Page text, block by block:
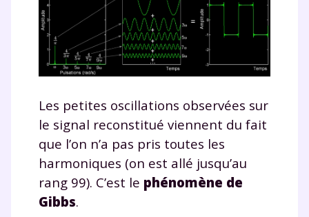
Les petites oscillations observées sur
le signal reconstitué viennent du fait
que l’on n’a pas pris toutes les
harmoniques (on est allé jusqu’au
rang 99). C’est le phénomène de
Gibbs.
Testez gratuitement
pendant 24h notre
plateforme de soutien
scolaire !
Fiches de cours et vidéos ,exercices
corrigés
podcasts de révisions
Unespace dédié aux parents pour
suivre les progrès